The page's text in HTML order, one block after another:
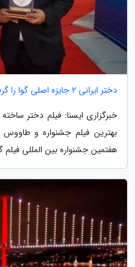
دختر ایرانی 2 جایزه اصلی گوا را گرفت
خبرگزاری ایسنا: فیلم دختر
بهترین فیلم جشنواره و طاووس
هفتمین جشنواره بین المللی فیلم